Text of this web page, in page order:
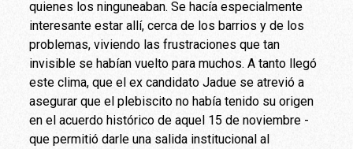
quienes los ninguneaban. Se hacía especialmente
interesante estar allí, cerca de los barrios y de los
problemas, viviendo las frustraciones que tan
invisible se habían vuelto para muchos. A tanto llegó
este clima, que el ex candidato Jadue se atrevió a
asegurar que el plebiscito no había tenido su origen
en el acuerdo histórico de aquel 15 de noviembre -
que permitió darle una salida institucional al